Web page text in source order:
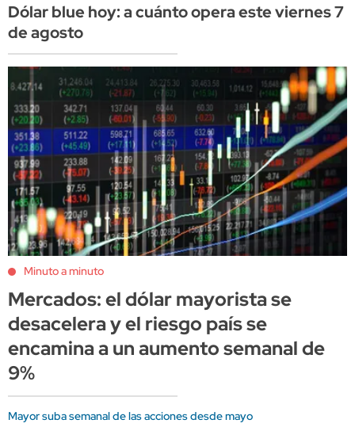
Dólar blue hoy: a cuánto opera este viernes 7
de agosto
Minuto a minuto
Mercados: el dólar mayorista se
desacelera y el riesgo país se
encamina a un aumento semanal de
9%
Mayor suba semanal de las acciones desde mayo